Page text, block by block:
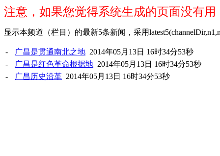
注意，如果您觉得系统生成的页面没有
显示本频道（栏目）的最新5条新闻，采用
- 广昌是贯通南北之地 2014年05月13日 16时34分53秒
-
广昌是红色革命根据地 2014年05月13日 16时34分53秒
-
广昌历史沿革 2014年05月13日 16时34分53秒